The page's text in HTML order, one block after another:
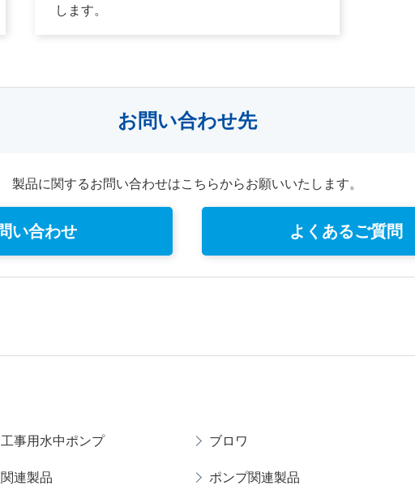
します。
お問い合わせ先
製品に関するお問い合わせはこちらからお願いいたします。
い合わせ よくあるご質問
事用水中ポンプ ブロワ
連製品 ポンプ関連製品